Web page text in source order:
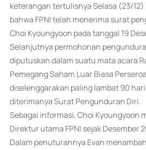
keterangan tertulisnya Selasa (23/
bahwa FPNI telah menerima surat
Choi Kyoungyoon pada tanggal 19
Selanjutnya permohonan
diputuskan dalam suatu mata acara
Pemegang Saham Luar Biasa
diselenggarakan paling lambat 90
diterimanya Surat Pengunduran Diri.
Sebagai informasi, Choi Kyoungyoon
Direktur utama FPNI sejak Desember
Dalam penuturannya Evan